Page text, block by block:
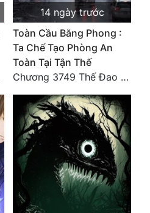
14 ngày trước
Toàn Cầu Băng Phong :
Ta Chế Tạo Phòng An
Toàn Tại Tận Thế
Chương 3749 Thế Đao xuất kích